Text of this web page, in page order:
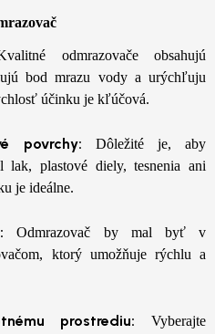
odmrazovače obsahujú
bod mrazu vody a urýchľuju
účinku je kľúčová.
povrchy: Dôležité je, aby
lak, plastové diely, tesnenia ani
je ideálne.
Odmrazovač by mal byť v
ktorý umožňuje rýchlu a
prostrediu: Vyberajte